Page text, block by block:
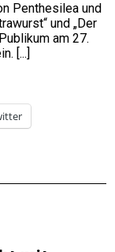
Penthesilea und
und „Der
am 27.